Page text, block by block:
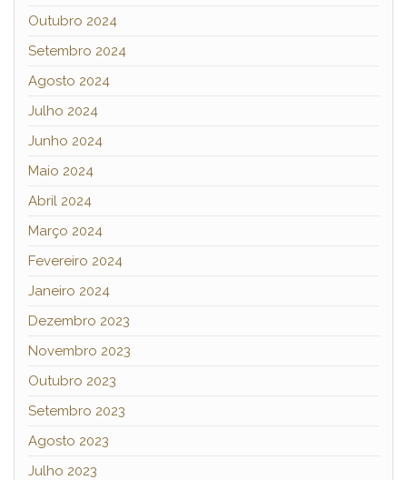
Outubro 2024
Setembro 2024
Agosto 2024
Julho 2024
Junho 2024
Maio 2024
Abril 2024
Março 2024
Fevereiro 2024
Janeiro 2024
Dezembro 2023
Novembro 2023
Outubro 2023
Setembro 2023
Agosto 2023
Julho 2023